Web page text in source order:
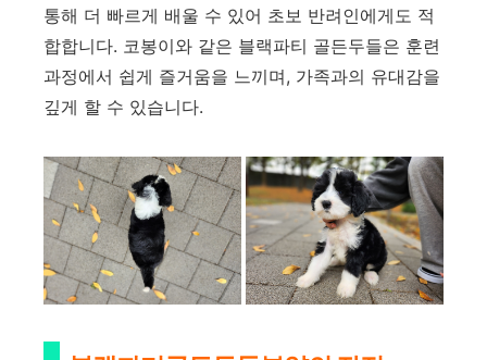
통해 더 빠르게 배울 수 있어 초보 반려인에게도 적
합합니다. 코봉이와 같은 블랙파티 골든두들은 훈련
과정에서 쉽게 즐거움을 느끼며, 가족과의 유대감을
깊게 할 수 있습니다.